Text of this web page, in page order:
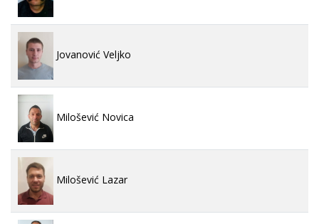
Jovanović Veljko
Milošević Novica
Milošević Lazar